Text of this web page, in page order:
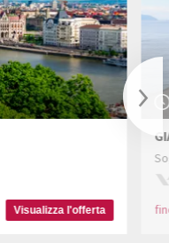
Visualizza l'offerta